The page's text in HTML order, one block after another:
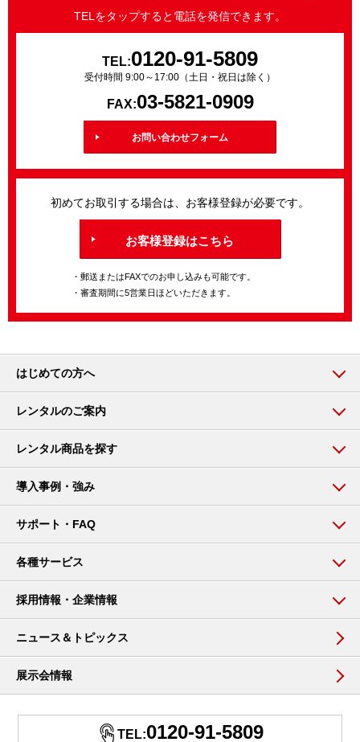
TELをタップすると電話を発信できます。
TEL:0120-91-5809
受付時間 9:00～17:00（土日・祝日は除く）
FAX:03-5821-0909
お問い合わせフォーム
初めてお取引する場合は、お客様登録が必要です。
お客様登録はこちら
・郵送またはFAXでのお申し込みも可能です。
・審査期間に5営業日ほどいただきます。
はじめての方へ
レンタルのご案内
レンタル商品を探す
導入事例・強み
サポート・FAQ
各種サービス
採用情報・企業情報
ニュース＆トピックス
展示会情報
TEL:0120-91-5809